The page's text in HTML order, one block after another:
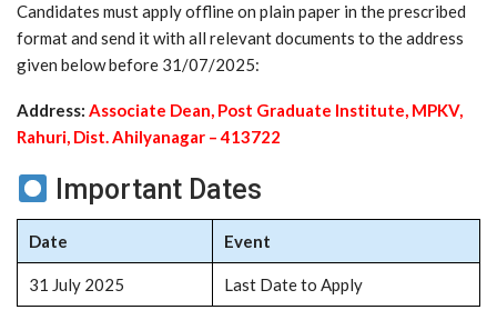
Candidates must apply offline on plain paper in the prescribed
format and send it with all relevant documents to the address
given below before 31/07/2025:
Address: Associate Dean, Post Graduate Institute, MPKV,
Rahuri, Dist. Ahilyanagar – 413722
Important Dates
Date Event
31 July 2025 Last Date to Apply